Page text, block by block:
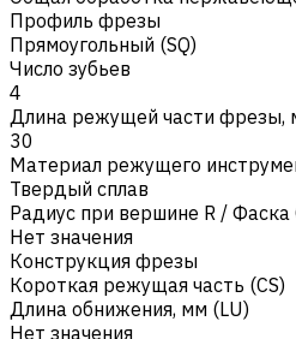
Профиль фрезы
Прямоугольный (SQ)
Число зубьев
4
Длина режущей части фрезы,
30
Материал режущего
Твердый сплав
Радиус при вершине R / Фаска
Нет значения
Конструкция фрезы
Короткая режущая часть (CS)
Длина обнижения, мм (LU)
Нет значения